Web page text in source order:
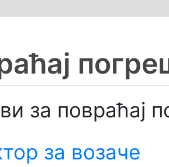
за повраћај
за возаче